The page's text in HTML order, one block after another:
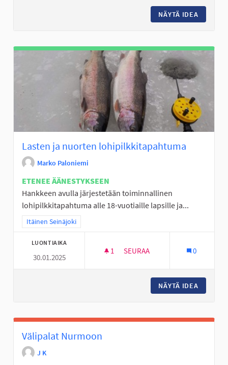
NÄYTÄ IDEA
Lasten ja nuorten lohipilkkitapahtuma
Marko Paloniemi
ETENEE ÄÄNESTYKSEEN
Hankkeen avulla järjestetään toiminnallinen
lohipilkkitapahtuma alle 18-vuotiaille lapsille ja...
Rajaa tulokset teeman mukaan: Itäinen Seinäjoki
Itäinen Seinäjoki
LUONTIAIKA
30.01.2025
1 1 SEURAAJA
SEURAA 0
NÄYTÄ IDEA
Välipalat Nurmoon
J K